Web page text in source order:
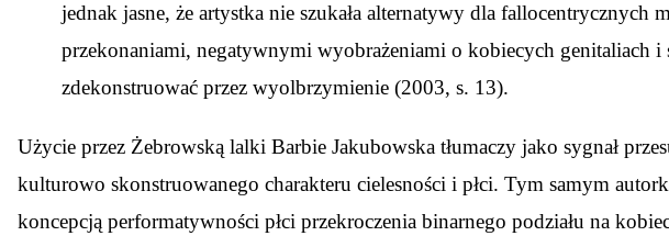
jednak jasne, że artystka nie szukała alternatywy dla fallocentrycznych
przekonaniami, negatywnymi wyobrażeniami o kobiecych genitaliach
zdekonstruować przez wyolbrzymienie (2003, s. 13).
Użycie przez Żebrowską lalki Barbie Jakubowska tłumaczy jako sygnał
kulturowo skonstruowanego charakteru cielesności i płci. Tym samym
koncepcją performatywności płci przekroczenia binarnego podziału na